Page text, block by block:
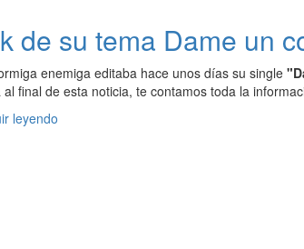
de su tema Dame un
enemiga editaba hace unos días su single
al final de esta noticia, te contamos toda la
leyendo